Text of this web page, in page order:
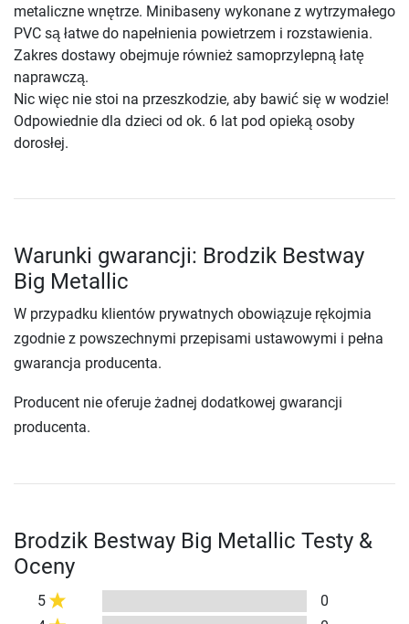
metaliczne wnętrze. Minibaseny wykonane z wytrzymałego
PVC są łatwe do napełnienia powietrzem i rozstawienia.
Zakres dostawy obejmuje również samoprzylepną łatę
naprawczą.
Nic więc nie stoi na przeszkodzie, aby bawić się w wodzie!
Odpowiednie dla dzieci od ok. 6 lat pod opieką osoby
dorosłej.
Warunki gwarancji: Brodzik Bestway
Big Metallic
W przypadku klientów prywatnych obowiązuje rękojmia
zgodnie z powszechnymi przepisami ustawowymi i pełna
gwarancja producenta.
Producent nie oferuje żadnej dodatkowej gwarancji
producenta.
Brodzik Bestway Big Metallic Testy &
Oceny
5
0